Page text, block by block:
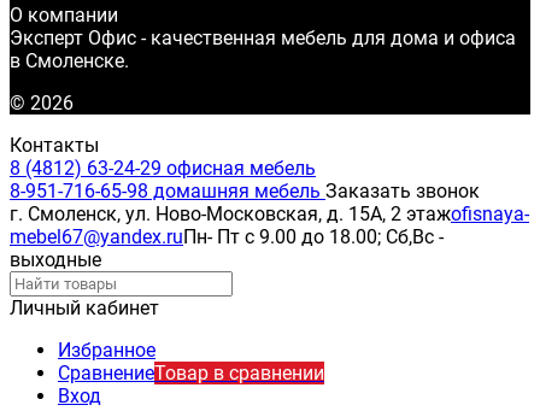
О компании
Эксперт Офис - качественная мебель для дома и офиса
в Смоленске.
© 2026
Контакты
8 (4812) 63-24-29 офисная мебель
8-951-716-65-98 домашняя мебель Заказать звонок
г. Смоленск, ул. Ново-Московская, д. 15А, 2 этажofisnaya-
mebel67@yandex.ruПн- Пт с 9.00 до 18.00; Сб,Вс -
выходные
Личный кабинет
Избранное
СравнениеТовар в сравнении
Вход